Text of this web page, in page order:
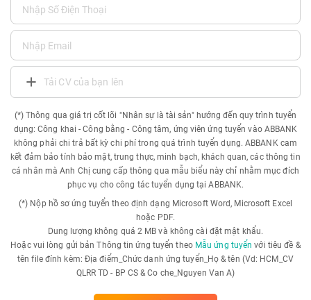
Tải CV của bạn lên
(*) Thông qua giá trị cốt lõi "Nhân sự là tài sản" hướng đến quy trình tuyển
dụng: Công khai - Công bằng - Công tâm, ứng viên ứng tuyển vào ABBANK
không phải chi trả bất kỳ chi phí trong quá trình tuyển dụng. ABBANK cam
kết đảm bảo tính bảo mật, trung thực, minh bạch, khách quan, các thông tin
cá nhân mà Anh Chị cung cấp thông qua mẫu biểu này chỉ nhằm mục đích
phục vụ cho công tác tuyển dụng tại ABBANK.
(*) Nộp hồ sơ ứng tuyển theo định dạng Microsoft Word, Microsoft Excel
hoặc PDF.
Dung lượng không quá 2 MB và không cài đặt mật khẩu.
Hoặc vui lòng gửi bản Thông tin ứng tuyển theo Mẫu ứng tuyển với tiêu đề &
tên file đính kèm: Địa điểm_Chức danh ứng tuyển_Họ & tên (Vd: HCM_CV
QLRR TD - BP CS & Co che_Nguyen Van A)